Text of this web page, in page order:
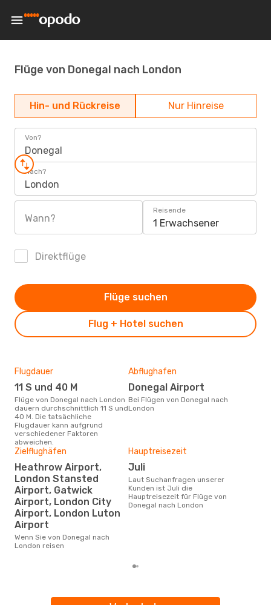
Flüge von Donegal nach London
Hin- und Rückreise Nur Hinreise
Von?
Donegal
Nach?
London
Wann?
Reisende
1 Erwachsener
Direktflüge
Flug + Hotel suchen
Flüge suchen
Flugdauer
11 S und 40 M
Flüge von Donegal nach London
dauern durchschnittlich 11 S und
40 M. Die tatsächliche
Flugdauer kann aufgrund
verschiedener Faktoren
abweichen.
Abflughafen
Donegal Airport
Bei Flügen von Donegal nach
London
Zielflughäfen
Heathrow Airport,
London Stansted
Airport, Gatwick
Airport, London City
Airport, London Luton
Airport
Wenn Sie von Donegal nach
London reisen
Hauptreisezeit
Juli
Laut Suchanfragen unserer
Kunden ist Juli die
Hauptreisezeit für Flüge von
Donegal nach London